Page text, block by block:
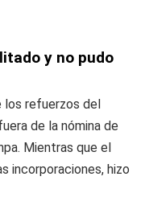
y no pudo
los refuerzos del
de la nómina de
Mientras que el
incorporaciones, hizo